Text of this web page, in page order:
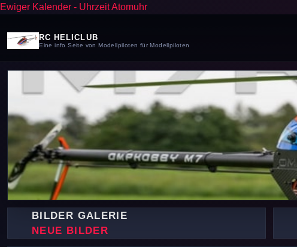
Ewiger Kalender - Uhrzeit Atomuhr
RC HELICLUB
Eine info Seite von Modellpiloten für Modellpiloten
BILDER GALERIE
NEUE BILDER